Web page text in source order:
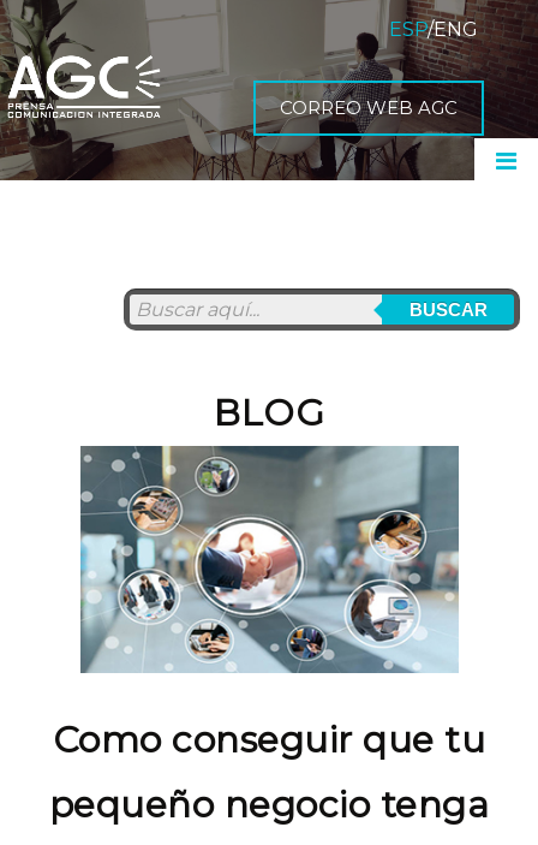
CORREO WEB AGC
ESP/ENG
BUSCAR
BLOG
Como conseguir que tu
pequeño negocio tenga